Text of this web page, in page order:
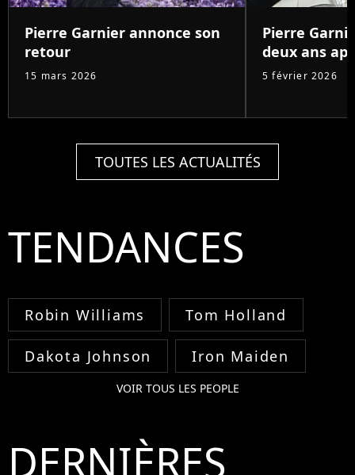
Pierre Garnier annonce son
retour
15 mars 2026
Pierre
deux ans
5 février 2026
TOUTES LES ACTUALITÉS
TENDANCES
Robin Williams Tom Holland
Dakota Johnson Iron Maiden
VOIR TOUS LES PEOPLE
DERNIÈRES